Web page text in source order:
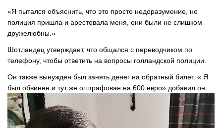
«Я пытался объяснить, что это просто недоразумение, но
полиция пришла и арестовала меня, они были не слишком
дружелюбны.»
Шотландец утверждает, что общался с переводчиком по
телефону, чтобы ответить на вопросы голландской полиции.
Он также вынужден был занять денег на обратный билет. « Я
был обвинен и тут же оштрафован на 600 евро» добавил он.